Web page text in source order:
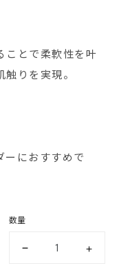
ことで柔軟性を叶
りを実現。
におすすめで
数量